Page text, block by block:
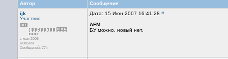
Автор
Сообщение
ijk
Участник
с мая 2005
KO85RR
Сообщений: 774
Дата: 15 Июн 2007 16:41:28 #
AFM
БУ можно, новый нет.